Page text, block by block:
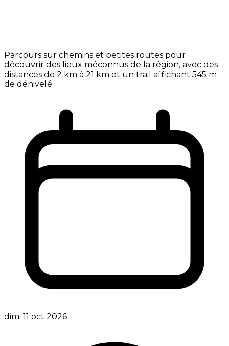
Parcours sur chemins et petites routes pour
découvrir des lieux méconnus de la région, avec des
distances de 2 km à 21 km et un trail affichant 545 m
de dénivelé.
dim. 11 oct 2026